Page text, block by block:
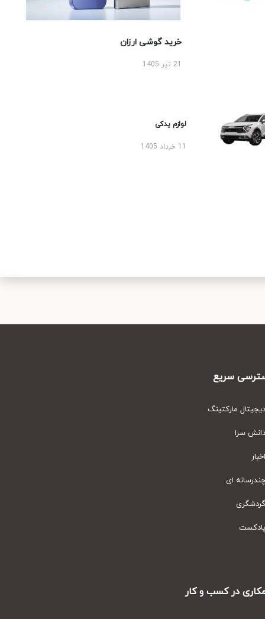
خرید گوشی ارزان
لوازم یدکی
سریع
مارکتینگ
سرا
ای
در کسب و کار